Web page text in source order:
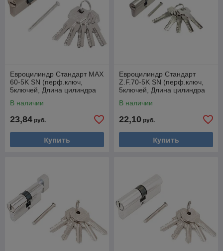
Евроцилиндр Стандарт MAX
60-5K SN (перф.ключ,
5ключей, Длина цилиндра
В наличии
23,84 руб.
Купить
Евроцилиндр Стандарт
Z.F.70-5K SN (перф.ключ,
5ключей, Длина цилиндра
В наличии
22,10 руб.
Купить